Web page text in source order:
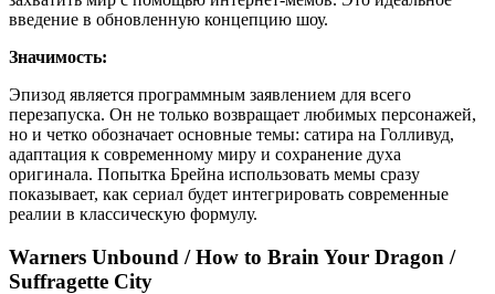
введение в обновленную концепцию шоу.
Значимость:
Эпизод является программным заявлением для всего
перезапуска. Он не только возвращает любимых персонажей,
но и четко обозначает основные темы: сатира на Голливуд,
адаптация к современному миру и сохранение духа
оригинала. Попытка Брейна использовать мемы сразу
показывает, как сериал будет интегрировать современные
реалии в классическую формулу.
Warners Unbound / How to Brain Your Dragon /
Suffragette City